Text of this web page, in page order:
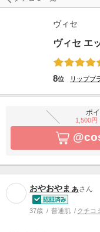
ヴィセ
ヴィセ エ
8位 リッププ
ポ
1,500円
おやおやまぁさん
37歳 普通肌 クチコ